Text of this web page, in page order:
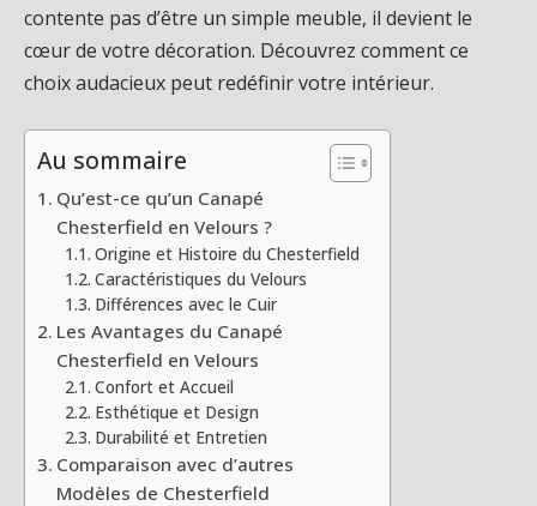
contente pas d’être un simple meuble, il devient le
cœur de votre décoration. Découvrez comment ce
choix audacieux peut redéfinir votre intérieur.
Au sommaire
Qu’est-ce qu’un Canapé
Chesterfield en Velours ?
Origine et Histoire du Chesterfield
Caractéristiques du Velours
Différences avec le Cuir
Les Avantages du Canapé
Chesterfield en Velours
Confort et Accueil
Esthétique et Design
Durabilité et Entretien
Comparaison avec d’autres
Modèles de Chesterfield